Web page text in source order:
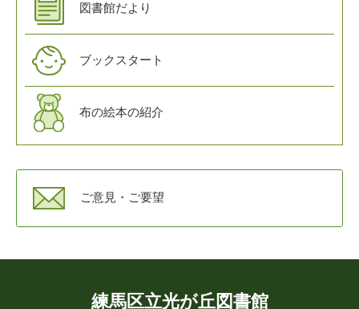
図書館だより
ブックスタート
布の絵本の紹介
ご意見・ご要望
練馬区立光が丘図書館